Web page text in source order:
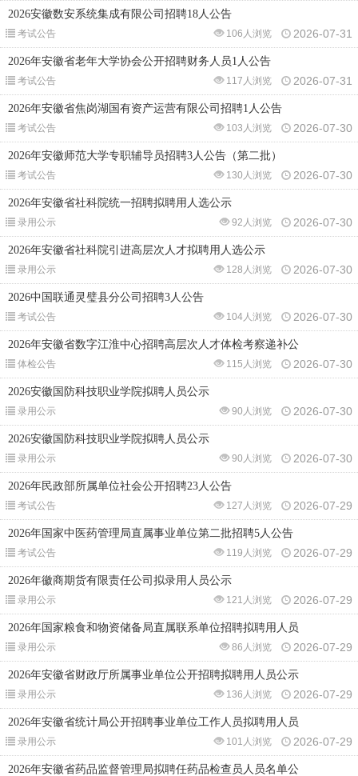
2026安徽数安系统集成有限公司招聘18人公告
考试公告 2026-07-31
106人浏览
2026年安徽省老年大学协会公开招聘财务人员1人公告
考试公告 2026-07-31
117人浏览
2026年安徽省焦岗湖国有资产运营有限公司招聘1人公告
考试公告 2026-07-30
103人浏览
2026年安徽师范大学专职辅导员招聘3人公告（第二批）
考试公告 2026-07-30
130人浏览
2026年安徽省社科院统一招聘拟聘用人选公示
录用公示 2026-07-30
92人浏览
2026年安徽省社科院引进高层次人才拟聘用人选公示
录用公示 2026-07-30
128人浏览
2026中国联通灵璧县分公司招聘3人公告
考试公告 2026-07-30
104人浏览
2026年安徽省数字江淮中心招聘高层次人才体检考察递补公
体检公告 2026-07-30
115人浏览
2026安徽国防科技职业学院拟聘人员公示
录用公示 2026-07-30
90人浏览
2026安徽国防科技职业学院拟聘人员公示
录用公示 2026-07-30
90人浏览
2026年民政部所属单位社会公开招聘23人公告
考试公告 2026-07-29
127人浏览
2026年国家中医药管理局直属事业单位第二批招聘5人公告
考试公告 2026-07-29
119人浏览
2026年徽商期货有限责任公司拟录用人员公示
录用公示 2026-07-29
121人浏览
2026年国家粮食和物资储备局直属联系单位招聘拟聘用人员
录用公示 2026-07-29
86人浏览
2026年安徽省财政厅所属事业单位公开招聘拟聘用人员公示
录用公示 2026-07-29
136人浏览
2026年安徽省统计局公开招聘事业单位工作人员拟聘用人员
录用公示 2026-07-29
101人浏览
2026年安徽省药品监督管理局拟聘任药品检查员人员名单公